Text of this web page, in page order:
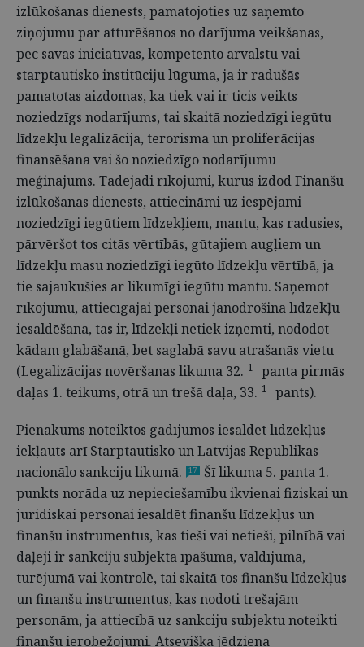
izlūkošanas dienests, pamatojoties uz saņemto
ziņojumu par atturēšanos no darījuma veikšanas,
pēc savas iniciatīvas, kompetento ārvalstu vai
starptautisko institūciju lūguma, ja ir radušās
pamatotas aizdomas, ka tiek vai ir ticis veikts
noziedzīgs nodarījums, tai skaitā noziedzīgi iegūtu
līdzekļu legalizācija, terorisma un proliferācijas
finansēšana vai šo noziedzīgo nodarījumu
mēģinājums. Tādējādi rīkojumi, kurus izdod Finanšu
izlūkošanas dienests, attiecināmi uz iespējami
noziedzīgi iegūtiem līdzekļiem, mantu, kas radusies,
pārvēršot tos citās vērtībās, gūtajiem augļiem un
līdzekļu masu noziedzīgi iegūto līdzekļu vērtībā, ja
tie sajaukušies ar likumīgi iegūtu mantu. Saņemot
rīkojumu, attiecīgajai personai jānodrošina līdzekļu
iesaldēšana, tas ir, līdzekļi netiek izņemti, nododot
kādam glabāšanā, bet saglabā savu atrašanās vietu
(Legalizācijas novēršanas likuma 32. 1
panta pirmās
daļas 1. teikums, otrā un trešā daļa, 33. 1 pants).
Pienākums noteiktos gadījumos iesaldēt līdzekļus
iekļauts arī Starptautisko un Latvijas Republikas
nacionālo sankciju likumā.
17
Šī likuma 5. panta 1.
punkts norāda uz nepieciešamību ikvienai fiziskai un
juridiskai personai iesaldēt finanšu līdzekļus un
finanšu instrumentus, kas tieši vai netieši, pilnībā vai
daļēji ir sankciju subjekta īpašumā, valdījumā,
turējumā vai kontrolē, tai skaitā tos finanšu līdzekļus
un finanšu instrumentus, kas nodoti trešajām
personām, ja attiecībā uz sankciju subjektu noteikti
finanšu ierobežojumi. Atsevišķa jēdziena